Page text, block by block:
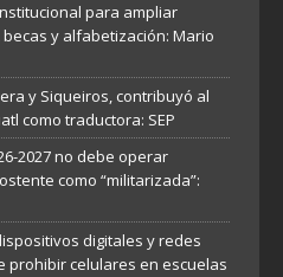
para ampliar
y alfabetización: Mario
y Siqueiros, contribuyó al
como traductora: SEP
2027 no debe operar
como “militarizada”:
digitales y redes
prohibir celulares en escuelas